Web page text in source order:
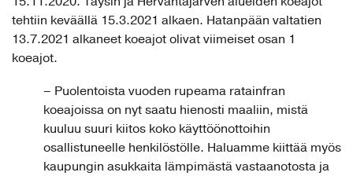
tehtiin keväällä 15.3.2021 alkaen. Hatanpään valtatien
13.7.2021 alkaneet koeajot olivat viimeiset osan 1
koeajot.
– Puolentoista vuoden rupeama ratainfran
koeajoissa on nyt saatu hienosti maaliin, mistä
kuuluu suuri kiitos koko käyttöönottoihin
osallistuneelle henkilöstölle. Haluamme kiittää myös
kaupungin asukkaita lämpimästä vastaanotosta ja